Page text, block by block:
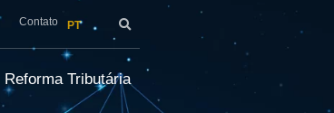
Contato PT
Reforma Tributária